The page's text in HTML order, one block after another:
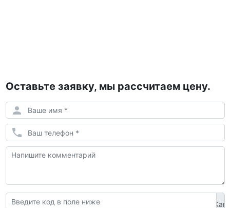
Оставьте заявку, мы рассчитаем цену.